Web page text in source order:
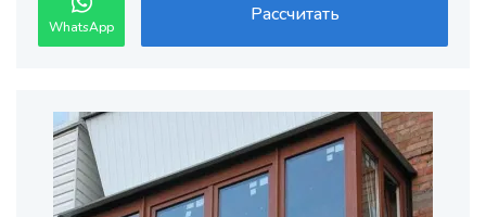
WhatsApp
Рассчитать